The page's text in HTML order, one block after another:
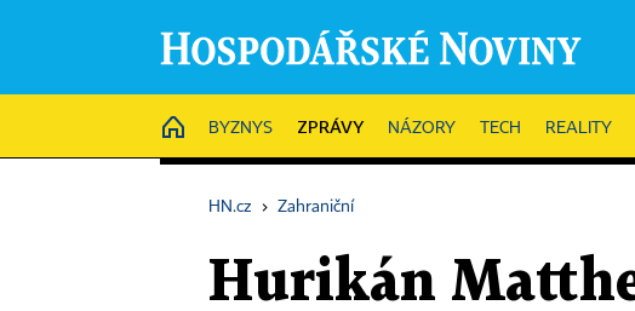
HOME
BYZNYS ZPRÁVY NÁZORY TECH REALITY
HN.cz › Zahraniční
Hurikán